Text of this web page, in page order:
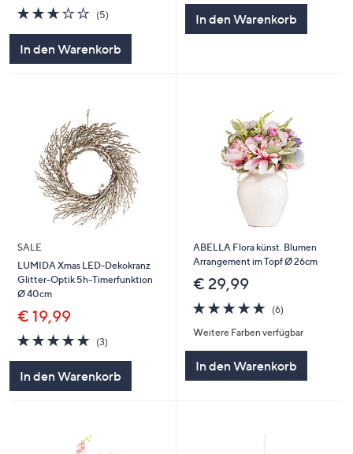
2.6
von
(5)5
In den Warenkorb
In den Warenkorb
SALE
LUMIDA Xmas LED-Dekokranz
Glitter-Optik 5h-Timerfunktion
Ø 40cm
€ 19,99
5.0
von
5
(3)
In den Warenkorb
ABELLA Flora künst. Blumen
Arrangement im Topf Ø 26cm
€ 29,99
5.0
von
5
(6)6
Weitere Farben verfügbar
In den Warenkorb